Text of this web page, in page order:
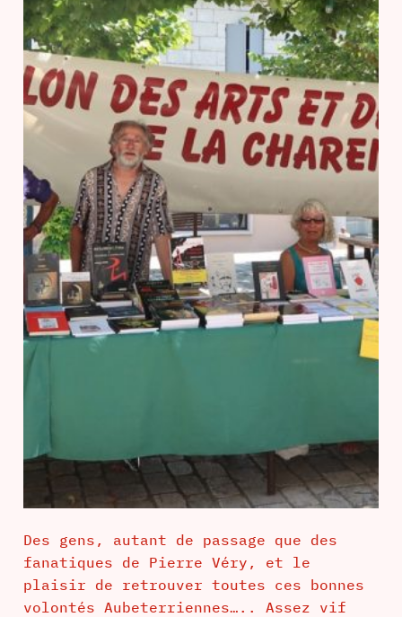
Des gens, autant de passage que des
fanatiques de Pierre Véry, et le
plaisir de retrouver toutes ces bonnes
volontés Aubeterriennes….. Assez vif